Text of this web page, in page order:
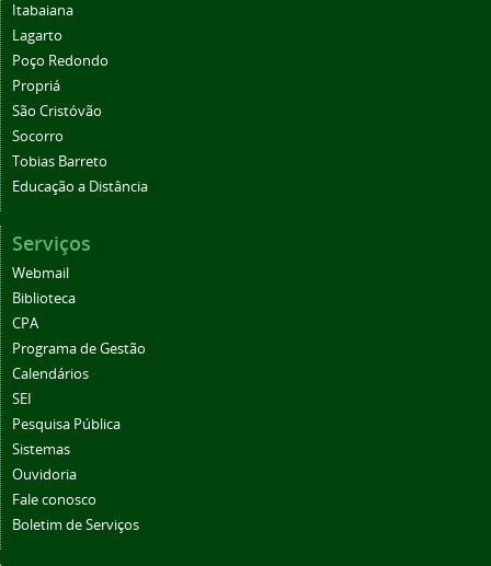
Itabaiana
Lagarto
Poço Redondo
Propriá
São Cristóvão
Socorro
Tobias Barreto
Educação a Distância
Serviços
Webmail
Biblioteca
CPA
Programa de Gestão
Calendários
SEI
Pesquisa Pública
Sistemas
Ouvidoria
Fale conosco
Boletim de Serviços